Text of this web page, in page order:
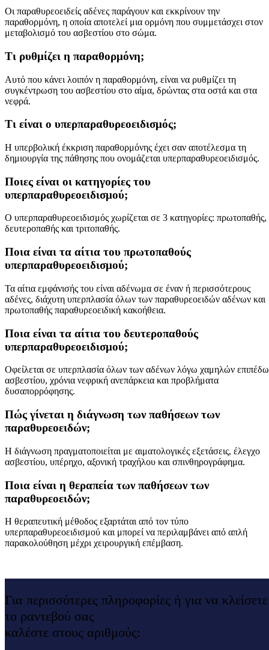
Οι παραθυρεοειδείς αδένες παράγουν και εκκρίνουν την
παραθορμόνη, η οποία αποτελεί μια ορμόνη που συμμετάσχει στον
μεταβολισμό του ασβεστίου στο σώμα.
Τι ρυθμίζει η παραθορμόνη;
Αυτό που κάνει λοιπόν η παραθορμόνη, είναι να ρυθμίζει τη
συγκέντρωση του ασβεστίου στο αίμα, δρώντας στα οστά και στα
νεφρά.
Τι είναι ο υπερπαραθυρεοειδισμός;
Η υπερβολική έκκριση παραθορμόνης έχει σαν αποτέλεσμα τη
δημιουργία της πάθησης που ονομάζεται υπερπαραθυρεοειδισμός.
Ποιες είναι οι κατηγορίες του
υπερπαραθυρεοειδισμού;
Ο υπερπαραθυρεοειδισμός χωρίζεται σε 3 κατηγορίες: πρωτοπαθής,
δευτεροπαθής και τριτοπαθής.
Ποια είναι τα αίτια του πρωτοπαθούς
υπερπαραθυρεοειδισμού;
Τα αίτια εμφάνισής του είναι αδένωμα σε έναν ή περισσότερους
αδένες, διάχυτη υπερπλασία όλων των παραθυρεοειδών αδένων και
πρωτοπαθής παραθυρεοειδική κακοήθεια.
Ποια είναι τα αίτια του δευτεροπαθούς
υπερπαραθυρεοειδισμού;
Οφείλεται σε υπερπλασία όλων των αδένων λόγω χαμηλών
ασβεστίου, χρόνια νεφρική ανεπάρκεια και προβλήματα
δυσαπορρόφησης.
Πώς γίνεται η διάγνωση των παθήσεων των
παραθυρεοειδών;
Η διάγνωση πραγματοποιείται με αιματολογικές εξετάσεις, έλεγχο
ασβεστίου, υπέρηχο, αξονική τραχήλου και σπινθηρογράφημα.
Ποια είναι η θεραπεία των παθήσεων των
παραθυρεοειδών;
Η θεραπευτική μέθοδος εξαρτάται από τον τύπο
υπερπαραθυρεοειδισμού και μπορεί να περιλαμβάνει από απλή
παρακολούθηση μέχρι χειρουργική επέμβαση.
Για περισσότερες πληροφορίες ή για να κλείσετε
το ραντεβού σας
καλέστε στους αριθμούς: